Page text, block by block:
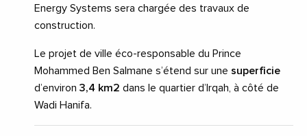
Energy Systems sera chargée des travaux de
construction.
Le projet de ville éco-responsable du Prince
Mohammed Ben Salmane s’étend sur une superficie
d’environ 3,4 km2 dans le quartier d’Irqah, à côté de
Wadi Hanifa.